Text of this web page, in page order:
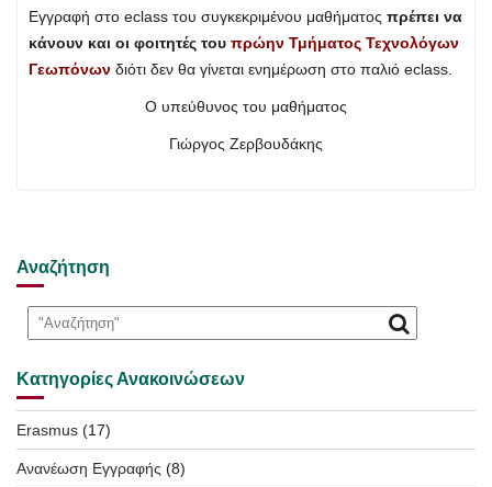
Εγγραφή στο eclass του συγκεκριμένου μαθήματος πρέπει να
κάνουν και οι φοιτητές του πρώην Τμήματος Τεχνολόγων
Γεωπόνων διότι δεν θα γίνεται ενημέρωση στο παλιό eclass.
Ο υπεύθυνος του μαθήματος
Γιώργος Ζερβουδάκης
Αναζήτηση
Κατηγορίες Ανακοινώσεων
Erasmus (17)
Ανανέωση Εγγραφής (8)